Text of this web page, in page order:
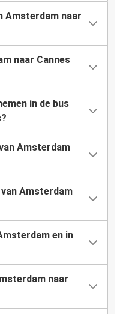
Amsterdam naar
naar Cannes
in de bus
Amsterdam
Amsterdam
en in
naar